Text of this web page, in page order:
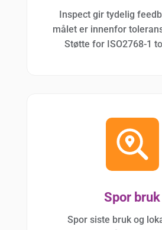
Inspect gir tydelig
målet er innenfor
Støtte for ISO2768-1
Spor bruk
Spor siste bruk og